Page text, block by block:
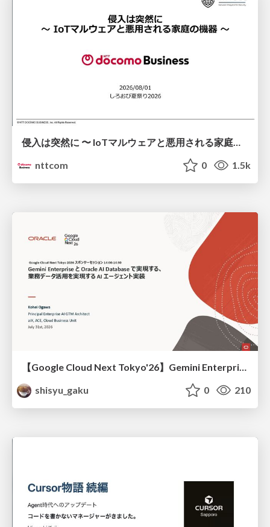
侵入は突然に 〜 IoTマルウェアと悪用される家庭の機器 ～ / When Intrusion Strikes: IoT Malware and the Abuse of Home Devices
nttcom
0 1.5k
shisyu_gaku
0 210